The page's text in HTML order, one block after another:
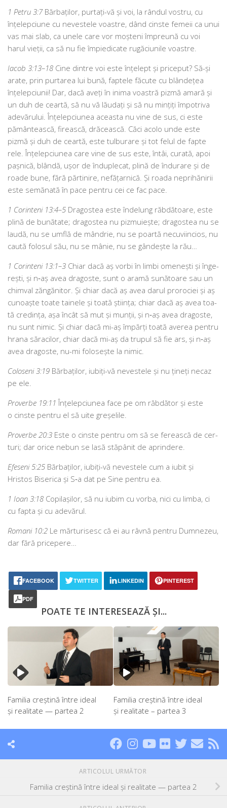
1 Petru 3:7Bărbaților, pur­tați-vă și voi, la rân­dul vos­tru, cu
înțe­lep­ciu­ne cu neves­te­le voas­tre, dând cin­ste feme­ii ca unui
vas mai slab, ca une­le care vor moș­te­ni împre­u­nă cu voi
harul vie­ții, ca să nu fie împie­di­ca­te rugă­ciu­ni­le voastre.
Iacob 3:13–18 Cine din­tre voi este înțe­lept și pri­ce­put? Să-și
ara­te, prin pur­ta­rea lui bună, fap­te­le făcu­te cu blân­de­țea
înțe­lep­ciu­nii! Dar, dacă aveți în ini­ma voas­tră pizmă ama­ră și
un duh de cear­tă, să nu vă lău­dați și să nu min­țiți împo­tri­va
ade­vă­ru­lui. Înțelepciunea aceas­ta nu vine de sus, ci este
pămân­teas­că, fireas­că, dră­ceas­că. Căci aco­lo unde este
pizmă și duh de cear­tă, este tul­bu­ra­re și tot felul de fap­te
rele. Înțelepciunea care vine de sus este, întâi, cura­tă, apoi
paș­ni­că, blân­dă, ușor de îndu­ple­cat, pli­nă de îndu­ra­re și de
roa­de bune, fără păr­ti­ni­re, nefă­țar­ni­că. Și roa­da nepri­hă­ni­rii
este semă­na­tă în pace pen­tru cei ce fac pace.
1 Corinteni 13:4–5 Dragostea este înde­lung răb­dă­toa­re, este
pli­nă de bună­ta­te; dra­gos­tea nu pizmu­ieș­te; dra­gos­tea nu se
lau­dă, nu se umflă de mân­drie, nu se poar­tă necu­vi­in­cios, nu
cau­tă folo­sul său, nu se mânie, nu se gân­deș­te la rău…
1 Corinteni 13:1–3 Chiar dacă aș vor­bi în lim­bi ome­nești și înge­
rești, și n‑aș avea dra­gos­te, sunt o ara­mă sună­toa­re sau un
chim­val zăn­gă­ni­tor. Și chiar dacă aș avea darul pro­ro­ci­ei și aș
cunoaș­te toa­te tai­ne­le și toa­tă ști­in­ța; chiar dacă aș avea toa­
tă cre­din­ța, așa încât să mut și mun­ții, și n‑aș avea dra­gos­te,
nu sunt nimic. Și chiar dacă mi-aș împăr­ți toa­tă ave­rea pen­tru
hra­na săra­ci­lor, chiar dacă mi-aș da tru­pul să fie ars, și n‑aș
avea dra­gos­te, nu-mi folo­seș­te la nimic.
Coloseni 3:19 Bărbaților, iubiți-vă neves­te­le și nu țineți necaz
pe ele.
Proverbe 19:11 Înțelepciunea face pe om răb­dă­tor și este
o cin­ste pen­tru el să uite greșelile.
Proverbe 20:3 Este o cin­ste pen­tru om să se fereas­că de cer­
turi; dar ori­ce nebun se lasă stă­pâ­nit de aprindere.
Efeseni 5:25 Bărbaților, iubiți-vă neves­te­le cum a iubit și
Hristos Biserica și S‑a dat pe Sine pen­tru ea.
1 Ioan 3:18 Copilașilor, să nu iubim cu vor­ba, nici cu lim­ba, ci
cu fap­ta și cu adevărul.
Romani 10:2 Le măr­tu­ri­sesc că ei au râv­nă pen­tru Dumnezeu,
dar fără pricepere…
FACEBOOK TWITTER LINKEDIN PINTEREST
PDF
POATE TE INTERESEAZĂ ȘI...
Familia creștină între ideal
și realitate — partea 2
Familia creștină între ideal
și realitate – partea 3
ARTICOLUL URMĂTOR
Familia creștină între ideal și realitate — partea 2